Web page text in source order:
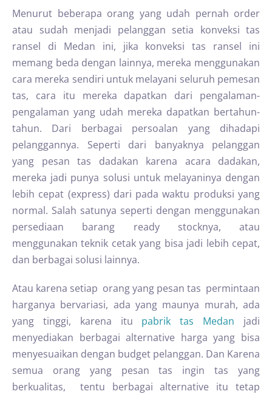
Menurut beberapa orang yang udah pernah order
atau sudah menjadi pelanggan setia konveksi tas
ransel di Medan ini, jika konveksi tas ransel ini
memang beda dengan lainnya, mereka menggunakan
cara mereka sendiri untuk melayani seluruh pemesan
tas, cara itu mereka dapatkan dari pengalaman-
pengalaman yang udah mereka dapatkan bertahun-
tahun. Dari berbagai persoalan yang dihadapi
pelanggannya. Seperti dari banyaknya pelanggan
yang pesan tas dadakan karena acara dadakan,
mereka jadi punya solusi untuk melayaninya dengan
lebih cepat (express) dari pada waktu produksi yang
normal. Salah satunya seperti dengan menggunakan
persediaan barang ready stocknya, atau
menggunakan teknik cetak yang bisa jadi lebih cepat,
dan berbagai solusi lainnya.
Atau karena setiap orang yang pesan tas permintaan
harganya bervariasi, ada yang maunya murah, ada
yang tinggi, karena itu pabrik tas Medan jadi
menyediakan berbagai alternative harga yang bisa
menyesuaikan dengan budget pelanggan. Dan Karena
semua orang yang pesan tas ingin tas yang
berkualitas, tentu berbagai alternative itu tetap